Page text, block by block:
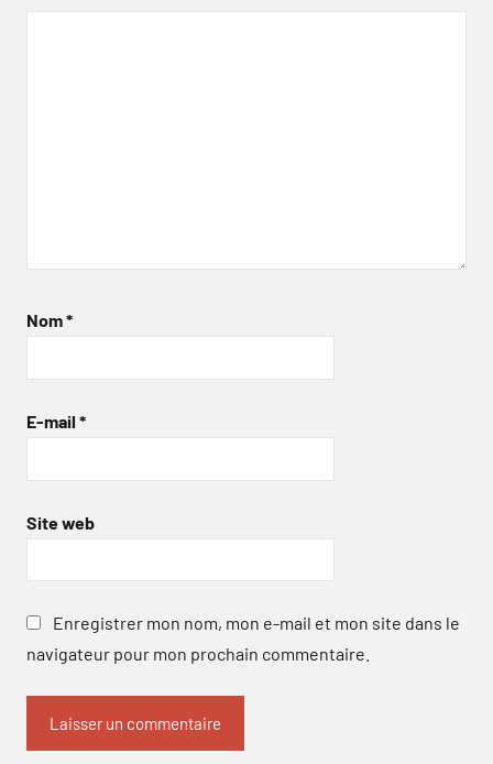
Nom*
E-mail *
Site web
Enregistrer mon nom, mon e-mail et mon site dans le
navigateur pour mon prochain commentaire.